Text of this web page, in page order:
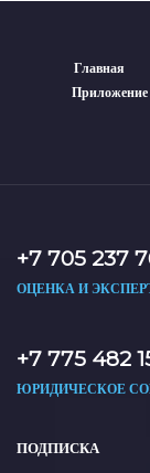
Главная
Приложение
+7 705 237
ОЦЕНКА И
+7 775 482
ЮРИДИЧЕСКОЕ
ПОДПИСКА